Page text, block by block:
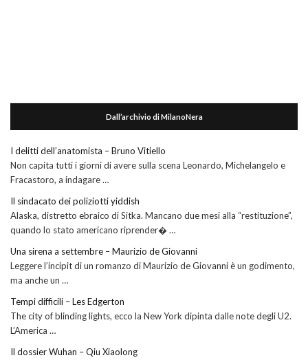
Dall’archivio di MilanoNera
I delitti dell’anatomista – Bruno Vitiello
Non capita tutti i giorni di avere sulla scena Leonardo, Michelangelo e
Fracastoro, a indagare …
Il sindacato dei poliziotti yiddish
Alaska, distretto ebraico di Sitka. Mancano due mesi alla “restituzione”,
quando lo stato americano riprender� …
Una sirena a settembre – Maurizio de Giovanni
Leggere l’incipit di un romanzo di Maurizio de Giovanni è un godimento,
ma anche un …
Tempi difficili – Les Edgerton
The city of blinding lights, ecco la New York dipinta dalle note degli U2.
L’America …
Il dossier Wuhan – Qiu Xiaolong